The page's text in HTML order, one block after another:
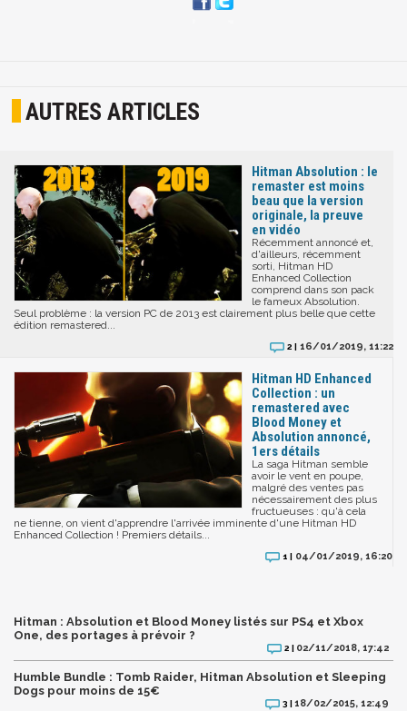
AUTRES ARTICLES
Hitman Absolution : le
remaster est moins
beau que la version
originale, la preuve
en vidéo
Récemment annoncé et,
d'ailleurs, récemment
sorti, Hitman HD
Enhanced Collection
comprend dans son pack
le fameux Absolution.
Seul problème : la version PC de 2013 est clairement plus belle que cette
édition remastered...
2 | 16/01/2019, 11:22
Hitman HD Enhanced
Collection : un
remastered avec
Blood Money et
Absolution annoncé,
1ers détails
La saga Hitman semble
avoir le vent en poupe,
malgré des ventes pas
nécessairement des plus
fructueuses : qu'à cela
ne tienne, on vient d'apprendre l'arrivée imminente d'une Hitman HD
Enhanced Collection ! Premiers détails...
1 | 04/01/2019, 16:20
Hitman : Absolution et Blood Money listés sur PS4 et Xbox
One, des portages à prévoir ?
2 | 02/11/2018, 17:42
Humble Bundle : Tomb Raider, Hitman Absolution et Sleeping
Dogs pour moins de 15€
3 |18/02/2015, 12:49